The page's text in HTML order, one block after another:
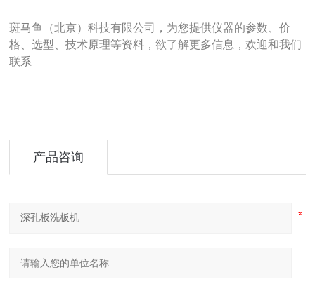
斑马鱼（北京）科技有限公司，为您提供仪器的参数、价
格、选型、技术原理等资料，欲了解更多信息，欢迎和我们
联系
产品咨询